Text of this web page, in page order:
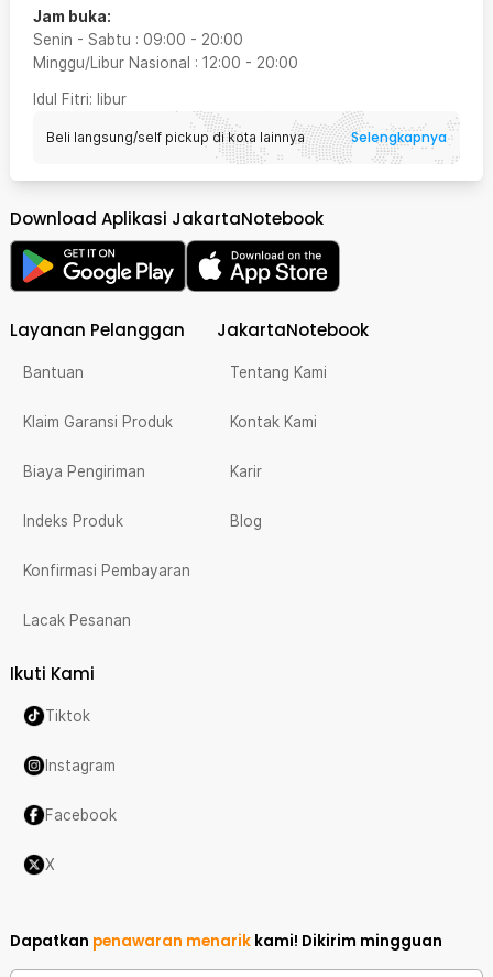
Jam buka:
Senin - Sabtu : 09:00 - 20:00
Minggu/Libur Nasional : 12:00 - 20:00
Idul Fitri: libur
Beli langsung/self pickup di kota lainnya Selengkapnya
Download Aplikasi JakartaNotebook
Layanan Pelanggan
Bantuan
Klaim Garansi Produk
Biaya Pengiriman
Indeks Produk
Konfirmasi Pembayaran
Lacak Pesanan
JakartaNotebook
Tentang Kami
Kontak Kami
Karir
Blog
Ikuti Kami
Tiktok
Instagram
Facebook
X
Dapatkan penawaran menarik kami! Dikirim mingguan